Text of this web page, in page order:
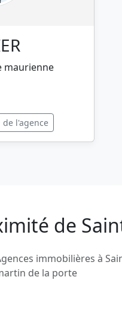
maurienne
de l'agence
de
immobilières à
de la porte